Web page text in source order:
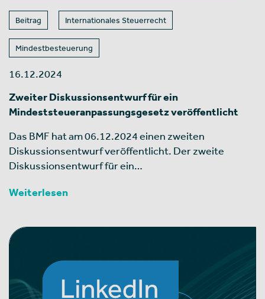
Beitrag Internationales Steuerrecht
Mindestbesteuerung
16.12.2024
Zweiter Diskussionsentwurf für ein
Mindeststeueranpassungsgesetz veröffentlicht
Das BMF hat am 06.12.2024 einen zweiten
Diskussionsentwurf veröffentlicht. Der zweite
Diskussionsentwurf für ein…
Weiterlesen